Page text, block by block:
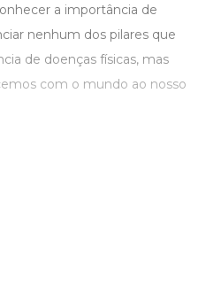
a importância de
nenhum dos pilares que
de doenças físicas, mas
com o mundo ao nosso